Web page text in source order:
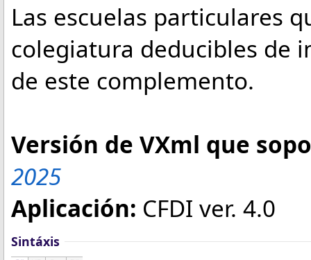
Las escuelas particulares
colegiatura deducibles de
de este complemento.
Versión de VXml que
2025
Aplicación: CFDI ver. 4.0
Sintáxis